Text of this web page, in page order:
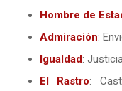
Hombre de
Admiración:
Igualdad:
El Rastro: